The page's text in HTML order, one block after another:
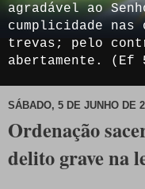
agradável ao
cumplicidade
trevas; pelo
abertamente. (Ef
SÁBADO, 5 DE JUNHO DE
Ordenação
delito grave na